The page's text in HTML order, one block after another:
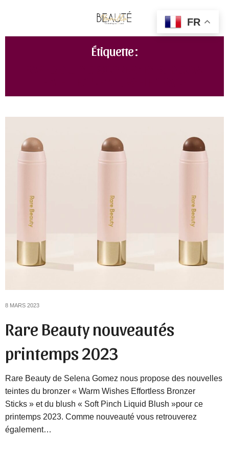
Étiquette :
8 MARS 2023
Rare Beauty nouveautés
printemps 2023
Rare Beauty de Selena Gomez nous propose des nouvelles
teintes du bronzer « Warm Wishes Effortless Bronzer
Sticks » et du blush « Soft Pinch Liquid Blush »pour ce
printemps 2023. Comme nouveauté vous retrouverez
également…
FR